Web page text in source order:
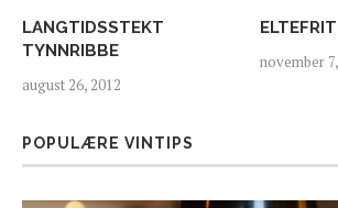
LANGTIDSSTEKT
TYNNRIBBE
august 26, 2012
november
POPULÆRE VINTIPS